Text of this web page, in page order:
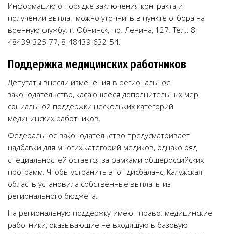
Информацию о порядке заключения контракта и
получении выплат можно уточнить в пункте отбора на
военную службу: г. Обнинск, пр. Ленина, 127. Тел.: 8-
48439-325-77, 8-48439-632-54.
Поддержка медицинских работников
Депутаты внесли изменения в региональное
законодательство, касающееся дополнительных мер
социальной поддержки нескольких категорий
медицинских работников.
Федеральное законодательство предусматривает
надбавки для многих категорий медиков, однако ряд
специальностей остается за рамками общероссийских
программ. Чтобы устранить этот дисбаланс, Калужская
область установила собственные выплаты из
регионального бюджета.
На региональную поддержку имеют право: медицинские
работники, оказывающие не входящую в базовую